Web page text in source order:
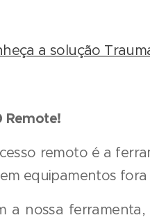
a solução
Remote!
remoto é a
equipamentos
a nossa